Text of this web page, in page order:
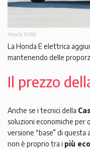
Honda N360
La Honda E elettrica
mantenendo delle
Il prezzo
Anche se i tecnici della
soluzioni economiche per
versione “base” di
non è proprio tra i più